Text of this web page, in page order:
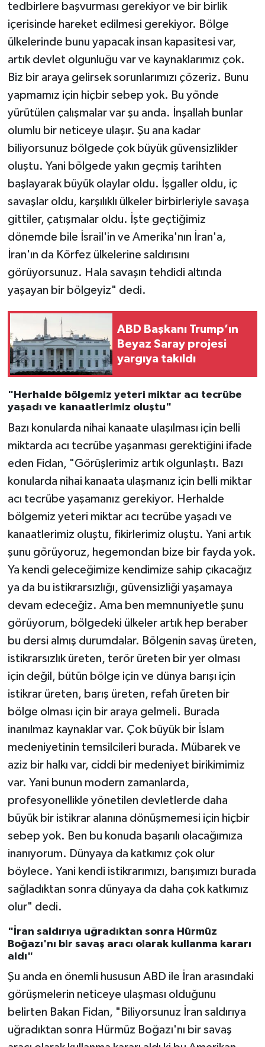
tedbirlere başvurması gerekiyor ve bir birlik
içerisinde hareket edilmesi gerekiyor. Bölge
ülkelerinde bunu yapacak insan kapasitesi var,
artık devlet olgunluğu var ve kaynaklarımız çok.
Biz bir araya gelirsek sorunlarımızı çözeriz. Bunu
yapmamız için hiçbir sebep yok. Bu yönde
yürütülen çalışmalar var şu anda. İnşallah bunlar
olumlu bir neticeye ulaşır. Şu ana kadar
biliyorsunuz bölgede çok büyük güvensizlikler
oluştu. Yani bölgede yakın geçmiş tarihten
başlayarak büyük olaylar oldu. İşgaller oldu, iç
savaşlar oldu, karşılıklı ülkeler birbirleriyle savaşa
gittiler, çatışmalar oldu. İşte geçtiğimiz
dönemde bile İsrail'in ve Amerika'nın İran'a,
İran'ın da Körfez ülkelerine saldırısını
görüyorsunuz. Hala savaşın tehdidi altında
yaşayan bir bölgeyiz" dedi.
ABD Başkanı Trump’ın
Beyaz Saray projesi
yargıya takıldı
"Herhalde bölgemiz yeteri miktar acı tecrübe
yaşadı ve kanaatlerimiz oluştu"
Bazı konularda nihai kanaate ulaşılması için belli
miktarda acı tecrübe yaşanması gerektiğini ifade
eden Fidan, "Görüşlerimiz artık olgunlaştı. Bazı
konularda nihai kanaata ulaşmanız için belli miktar
acı tecrübe yaşamanız gerekiyor. Herhalde
bölgemiz yeteri miktar acı tecrübe yaşadı ve
kanaatlerimiz oluştu, fikirlerimiz oluştu. Yani artık
şunu görüyoruz, hegemondan bize bir fayda yok.
Ya kendi geleceğimize kendimize sahip çıkacağız
ya da bu istikrarsızlığı, güvensizliği yaşamaya
devam edeceğiz. Ama ben memnuniyetle şunu
görüyorum, bölgedeki ülkeler artık hep beraber
bu dersi almış durumdalar. Bölgenin savaş üreten,
istikrarsızlık üreten, terör üreten bir yer olması
için değil, bütün bölge için ve dünya barışı için
istikrar üreten, barış üreten, refah üreten bir
bölge olması için bir araya gelmeli. Burada
inanılmaz kaynaklar var. Çok büyük bir İslam
medeniyetinin temsilcileri burada. Mübarek ve
aziz bir halkı var, ciddi bir medeniyet birikimimiz
var. Yani bunun modern zamanlarda,
profesyonellikle yönetilen devletlerde daha
büyük bir istikrar alanına dönüşmemesi için hiçbir
sebep yok. Ben bu konuda başarılı olacağımıza
inanıyorum. Dünyaya da katkımız çok olur
böylece. Yani kendi istikrarımızı, barışımızı burada
sağladıktan sonra dünyaya da daha çok katkımız
olur" dedi.
"İran saldırıya uğradıktan sonra Hürmüz
Boğazı'nı bir savaş aracı olarak kullanma kararı
aldı"
Şu anda en önemli hususun ABD ile İran arasındaki
görüşmelerin neticeye ulaşması olduğunu
belirten Bakan Fidan, "Biliyorsunuz İran saldırıya
uğradıktan sonra Hürmüz Boğazı'nı bir savaş